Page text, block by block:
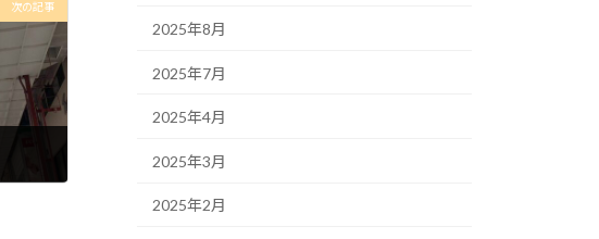
次の記事
2025年8月
2025年7月
2025年4月
2025年3月
2025年2月